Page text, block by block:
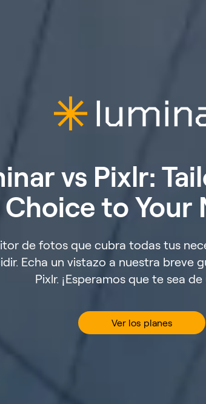
vs Pixlr:
Choice to Your
de fotos que cubra todas tus
Echa un vistazo a nuestra breve
Pixlr. ¡Esperamos que te sea
Ver los planes